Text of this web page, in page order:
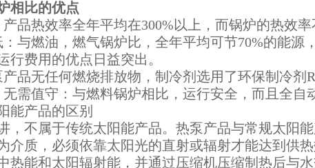
相比的优点
品热效率全年平均在300%以上，而锅炉的热效率
与燃油，燃气锅炉比，全年平均可节70%的能源
行费用的优点日益突出。
品无任何燃烧排放物，制冷剂选用了环保制冷剂
需值守：与燃料锅炉相比，运行安全，而且全自
能产品的区别
，不属于传统太阳能产品。热泵产品与常规太阳
介质，必须依靠太阳光的直射或辐射才能达到供
热能和太阳辐射能，并通过压缩机压缩制热后与